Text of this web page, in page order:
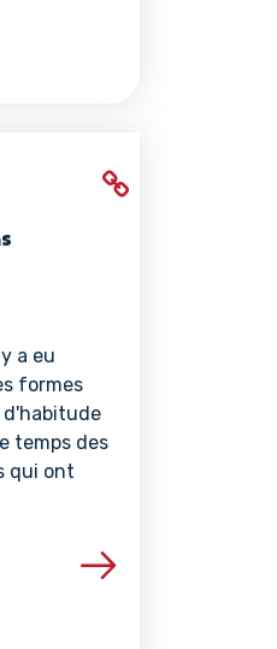
a eu
formes
d'habitude
temps des
qui ont
détails de la ressource